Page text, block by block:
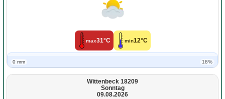
max31°C min12°C
0 mm 18%
Wittenbeck 18209
Sonntag
09.08.2026